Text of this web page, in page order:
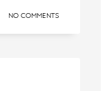
NO COMMENTS